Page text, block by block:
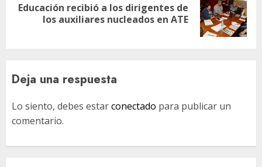
Siguiente
entrada:
Educación recibió a los dirigentes de
los auxiliares nucleados en ATE
Deja una respuesta
Lo siento, debes estarconectado para publicar un
comentario.